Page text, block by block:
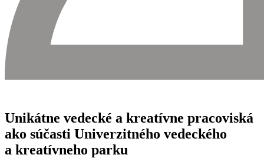
Unikátne vedecké a kreatívne pracoviská
ako súčasti Univerzitného vedeckého
a kreatívneho parku